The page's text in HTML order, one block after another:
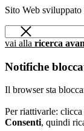
Sito Web sviluppato
vai alla ricerca
Notifiche
Il browser sta
Per riattivarle:
Consenti, quindi